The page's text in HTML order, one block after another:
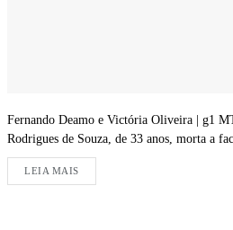
Fernando Deamo e Victória Oliveira | g1
Rodrigues de Souza, de 33 anos, morta a
LEIA MAIS